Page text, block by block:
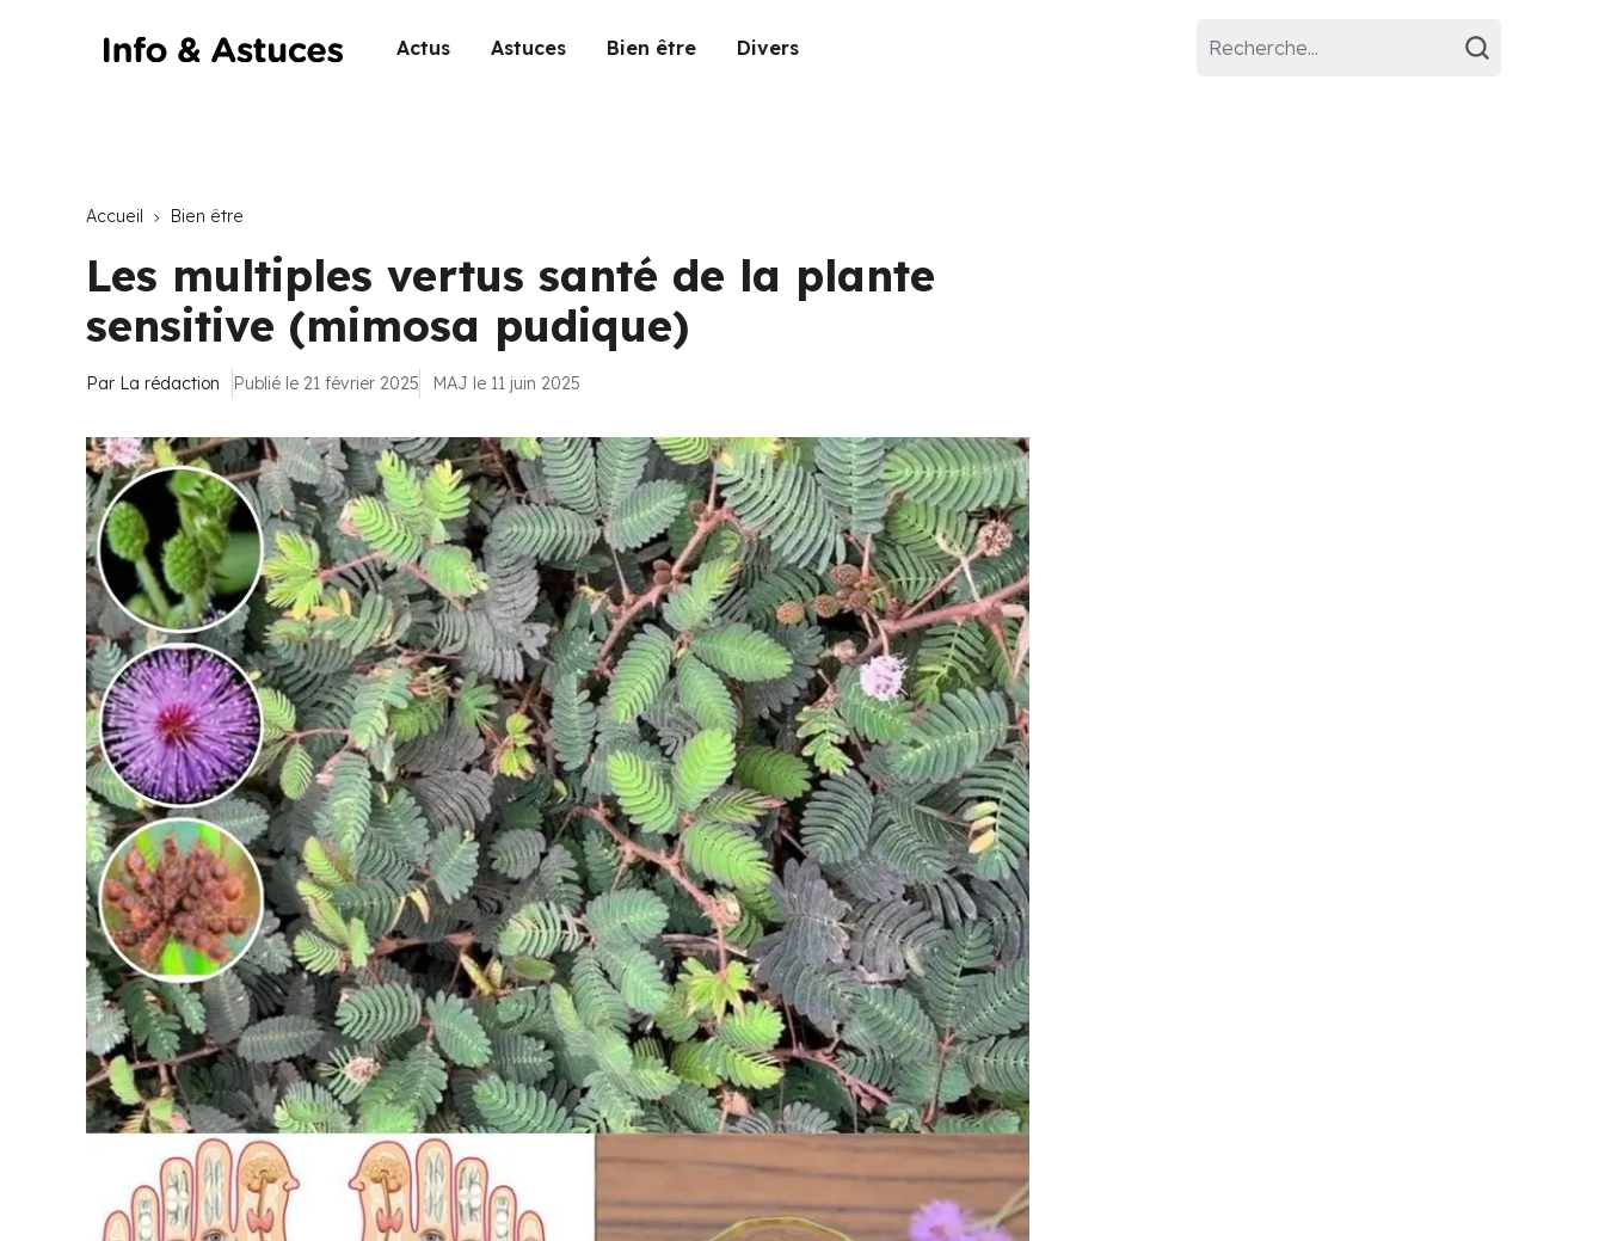
Actus Astuces Bien être Divers
Accueil Bien être
Les multiples vertus santé de la plante
sensitive (mimosa pudique)
Par La rédaction Publié le 21 février 2025 MAJ le 11 juin 2025